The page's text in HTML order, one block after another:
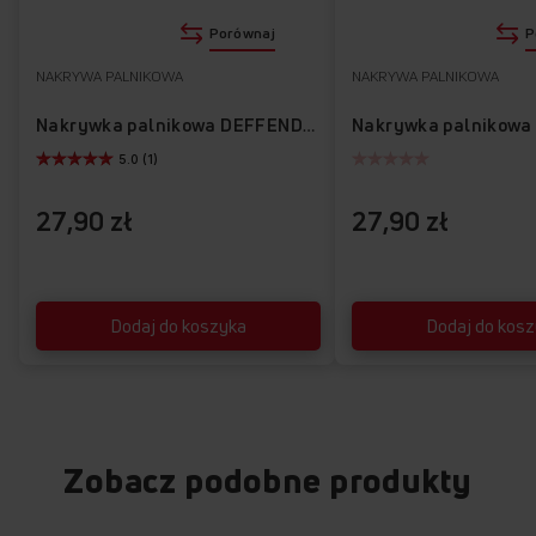
Poznaj najważniejsze funkcje kuchni
617GE2.33HZpTaNQ(Xx)
27,90 zł
NAKRYWA PALNIKOWA
Nakrywka palnikowa DEFFENDI-04
Dodaj do koszyka
5.0 (1)
Porównaj
27,90 zł
NAKRYWA PALNIKOWA
Dodaj do
Zobacz podobne produkty